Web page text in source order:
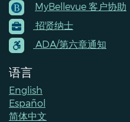
Footer
Menu
Contacts
MyBellevue 客户协助
招贤纳士
ADA/第六章通知
语言
English
Español
简体中文